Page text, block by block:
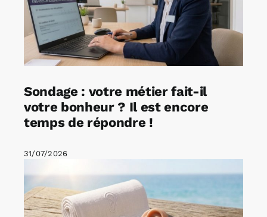
Sondage : votre métier fait-il
votre bonheur ? Il est encore
temps de répondre !
31/07/2026